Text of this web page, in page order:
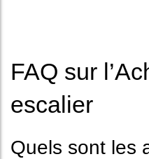
FAQ sur
escalier
Quels sont les